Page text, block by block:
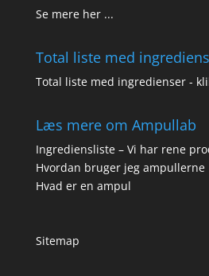
Se mere her ...
Total liste med
Total liste med ingredienser -
Læs mere om Ampullab
Ingrediensliste – Vi har rene
Hvordan bruger jeg ampullerne
Hvad er en ampul
Sitemap